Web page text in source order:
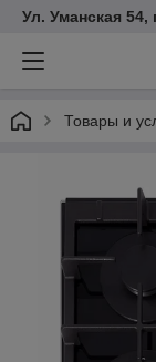
Ул. Уманская
Товары и